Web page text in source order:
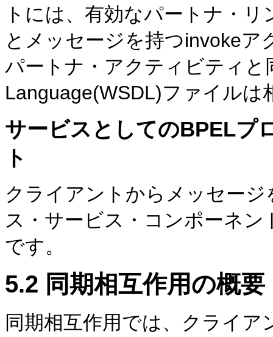
トには、有効なパートナ・
とメッセージを持つinvoke
パートナ・アクティビティと
Language(WSDL)ファイルは
サービスとしてのBPELプ
ト
クライアントからメッセー
ス・サービス・コンポーネ
です。
5.2 同期相互作用の概要
同期相互作用では、クライ